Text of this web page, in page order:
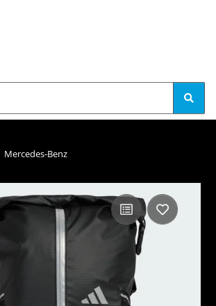
Mercedes-Benz